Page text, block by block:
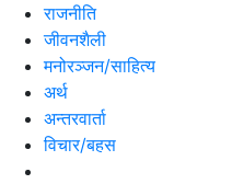
राजनीति
जीवनशैली
मनोरञ्जन/साहित्य
अर्थ
अन्तरवार्ता
विचार/बहस